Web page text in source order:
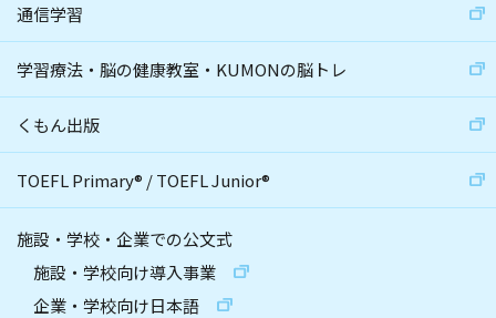
通信学習
学習療法・脳の健康教室・KUMONの脳トレ
くもん出版
TOEFL Primary® /TOEFL Junior®
施設・学校・企業での公文式
施設・学校向け導入事業
企業・学校向け日本語